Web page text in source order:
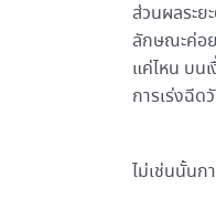
ส่วนผลระย
ลักษณะค่อย
แค่ไหน บน
การเร่งฉีด
ไม่เช่นนั้นก